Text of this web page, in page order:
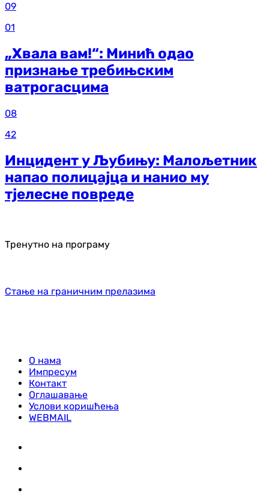
09
01
„Хвала вам!“: Минић одао
признање требињским
ватрогасцима
08
42
Инцидент у Љубињу: Малољетник
напао полицајца и нанио му
тјелесне повреде
Тренутно на програму
Стање на граничним прелазима
О нама
Импресум
Контакт
Оглашавање
Услови коришћења
WEBMAIL